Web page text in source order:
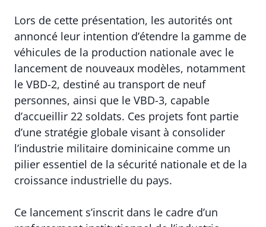
Lors de cette présentation, les autorités ont
annoncé leur intention d’étendre la gamme de
véhicules de la production nationale avec le
lancement de nouveaux modèles, notamment
le VBD-2, destiné au transport de neuf
personnes, ainsi que le VBD-3, capable
d’accueillir 22 soldats. Ces projets font partie
d’une stratégie globale visant à consolider
l’industrie militaire dominicaine comme un
pilier essentiel de la sécurité nationale et de la
croissance industrielle du pays.
Ce lancement s’inscrit dans le cadre d’un